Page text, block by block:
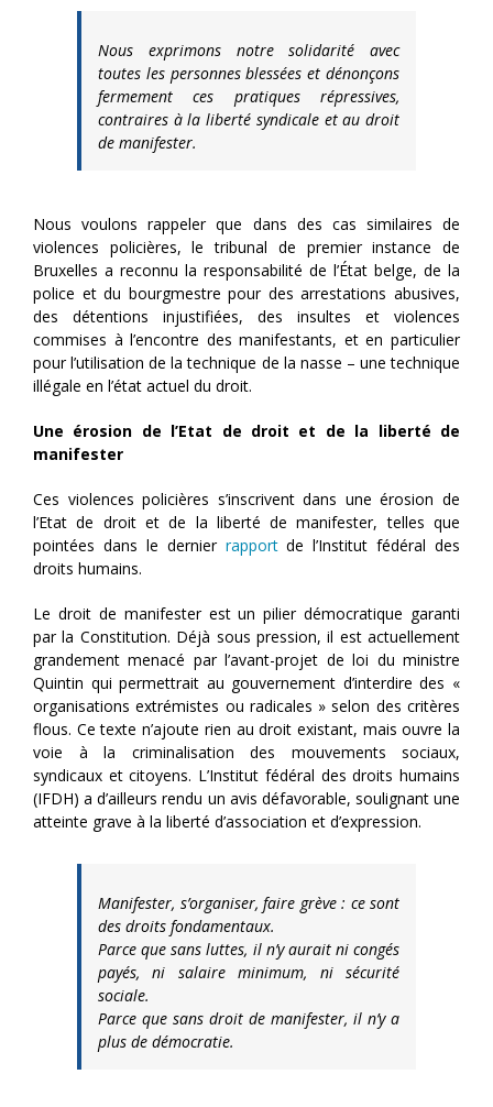
Nous exprimons notre solidarité avec
toutes les personnes blessées et dénonçons
fermement ces pratiques répressives,
contraires à la liberté syndicale et au droit
de manifester.
Nous voulons rappeler que dans des cas similaires de
violences policières, le tribunal de premier instance de
Bruxelles a reconnu la responsabilité de l’État belge, de la
police et du bourgmestre pour des arrestations abusives,
des détentions injustifiées, des insultes et violences
commises à l’encontre des manifestants, et en particulier
pour l’utilisation de la technique de la nasse – une technique
illégale en l’état actuel du droit.
Une érosion de l’Etat de droit et de la liberté de
manifester
Ces violences policières s’inscrivent dans une érosion de
l’Etat de droit et de la liberté de manifester, telles que
pointées dans le dernier rapportde l’Institut fédéral des
droits humains.
Le droit de manifester est un pilier démocratique garanti
par la Constitution. Déjà sous pression, il est actuellement
grandement menacé par l’avant-projet de loi du ministre
Quintin qui permettrait au gouvernement d’interdire des «
organisations extrémistes ou radicales » selon des critères
flous. Ce texte n’ajoute rien au droit existant, mais ouvre la
voie à la criminalisation des mouvements sociaux,
syndicaux et citoyens. L’Institut fédéral des droits humains
(IFDH) a d’ailleurs rendu un avis défavorable, soulignant une
atteinte grave à la liberté d’association et d’expression.
Manifester, s’organiser, faire grève : ce sont
des droits fondamentaux.
Parce que sans luttes, il n’y aurait ni congés
payés, ni salaire minimum, ni sécurité
sociale.
Parce que sans droit de manifester, il n’y a
plus de démocratie.